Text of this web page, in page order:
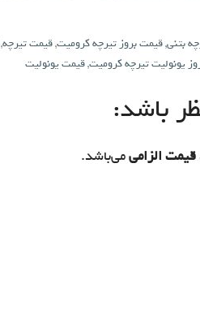
بتنی,قیمت بروز تیرچه کرومیت,قیمت تیرچه,
یونولیت تیرچه کرومیت,قیمت یونولیت
باشد:
قیمت الزامیمی‌باشد.